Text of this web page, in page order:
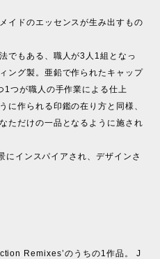
イドのエッセンスが生み出すもの
でもある、職人が3人1組となっ
ング製。亜鉛で作られたキャップ
1つが職人の手作業による仕上
に作られる印鑑の在り方と同様、
ただけの一品となるように施され
インスパイアされ、デザインさ
Remixes’のうちの1作品。 J